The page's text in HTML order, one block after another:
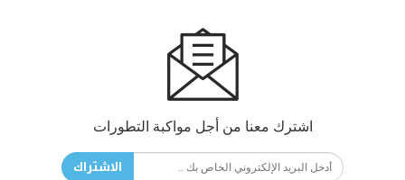
اشترك معنا من أجل مواكبة التطورات
الاشتراك